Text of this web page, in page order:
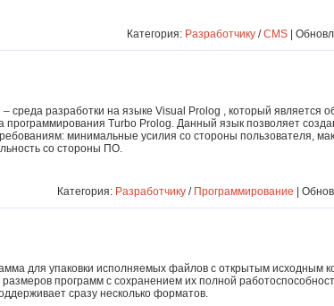
Категория: Разработчику /CMS |
среда разработки на языке Visual Prolog , который является
программирования Turbo Prolog. Данный язык позволяет
минимальные усилия со стороны пользователя,
со стороны ПО.
Категория: Разработчику / Программирование |
для упаковки исполняемых файлов с открытым исходным
программ с сохранением их полной
сразу несколько форматов.